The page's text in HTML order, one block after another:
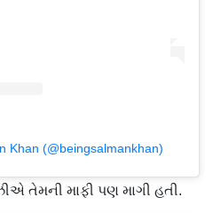
Khan (@beingsalmankhan)
તેમની માફી પણ માગી હતી.